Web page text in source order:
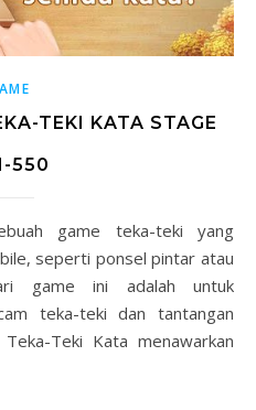
TEKI KATA STAGE
550
seperti ponsel pintar atau
game ini adalah untuk
teka-teki dan tantangan
Teki Kata menawarkan